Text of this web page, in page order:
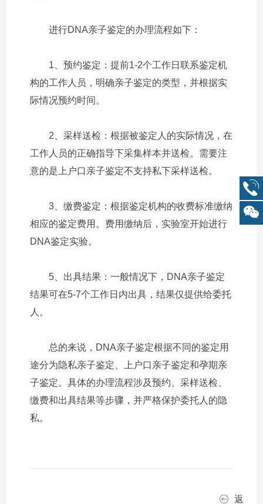
进行DNA亲子鉴定的办理流程如下：
1、预约鉴定：提前1-2个工作日联系鉴定机
构的工作人员，明确亲子鉴定的类型，并根据实
际情况预约时间。
2、采样送检：根据被鉴定人的实际情况，在
工作人员的正确指导下采集样本并送检。需要注
意的是上户口亲子鉴定不支持私下采样送检。
3、缴费鉴定：根据鉴定机构的收费标准缴纳
相应的鉴定费用。费用缴纳后，实验室开始进行
DNA鉴定实验。
5、出具结果：一般情况下，DNA亲子鉴定
结果可在5-7个工作日内出具，结果仅提供给委托
人。
总的来说，DNA亲子鉴定根据不同的鉴定用
途分为隐私亲子鉴定、上户口亲子鉴定和孕期亲
子鉴定。具体的办理流程涉及预约、采样送检、
缴费和出具结果等步骤，并严格保护委托人的隐
私。
返